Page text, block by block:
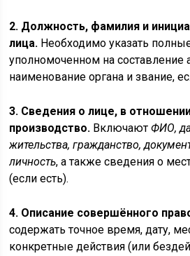
2. Должность, фамилия и
лица. Необходимо указать
уполномоченном на составление
наименование органа и звание,
3. Сведения о лице, в
производство. ВключаютФИО,
жительства, гражданство,
личность, а также сведения о
(если есть).
4. Описание совершённого
содержать точное время, дату,
конкретные действия (или